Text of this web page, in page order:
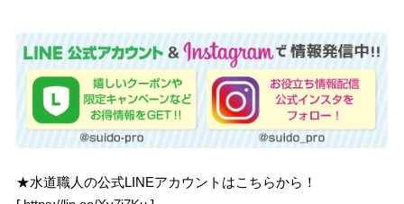
★水道職人の公式LINEアカウントはこちらから！